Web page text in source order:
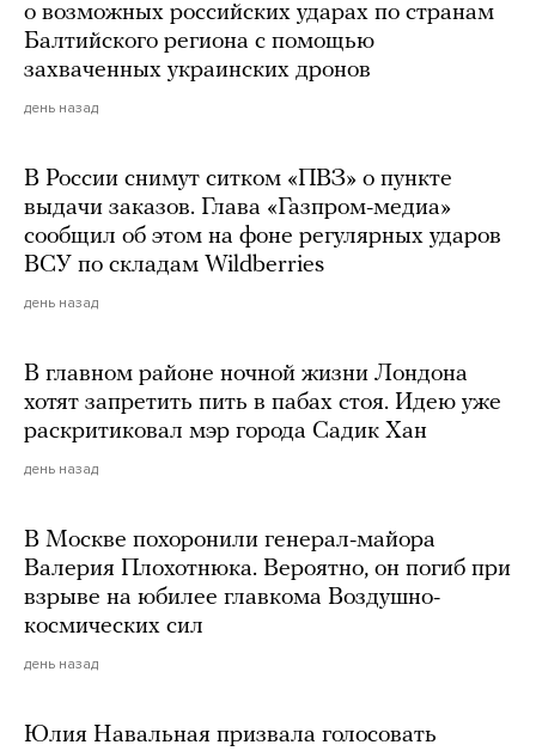
о возможных российских ударах по странам
Балтийского региона с помощью
захваченных украинских дронов
день назад
В России снимут ситком «ПВЗ» о пункте
выдачи заказов. Глава «Газпром-медиа»
сообщил об этом на фоне регулярных ударов
ВСУ по складам Wildberries
день назад
В главном районе ночной жизни Лондона
хотят запретить пить в пабах стоя. Идею уже
раскритиковал мэр города Садик Хан
день назад
В Москве похоронили генерал-майора
Валерия Плохотнюка. Вероятно, он погиб при
взрыве на юбилее главкома Воздушно-
космических сил
день назад
Юлия Навальная призвала голосовать